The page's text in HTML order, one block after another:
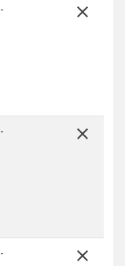
- close
- close
- close